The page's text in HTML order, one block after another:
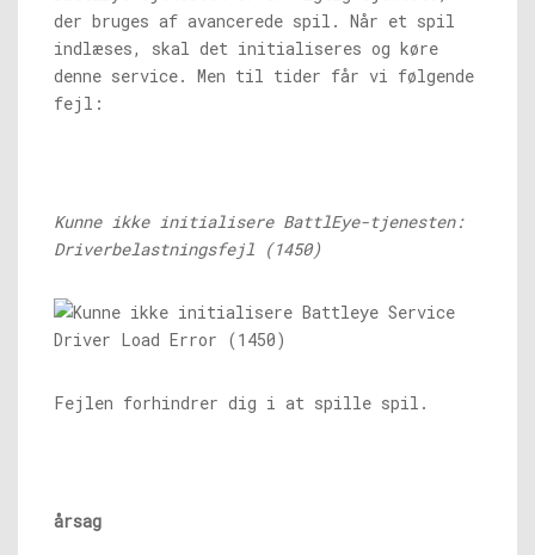
der bruges af avancerede spil. Når et spil
indlæses, skal det initialiseres og køre
denne service. Men til tider får vi følgende
fejl:
Kunne ikke initialisere BattlEye-tjenesten:
Driverbelastningsfejl (1450)
Fejlen forhindrer dig i at spille spil.
årsag